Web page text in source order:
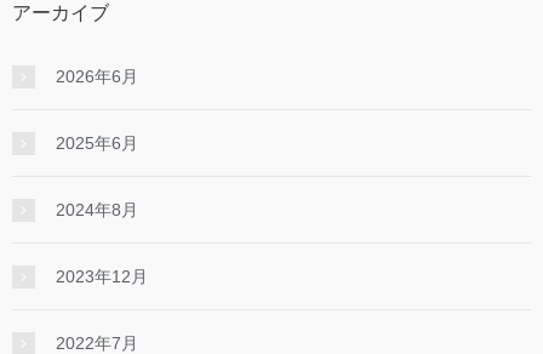
アーカイブ
2026年6月
2025年6月
2024年8月
2023年12月
2022年7月